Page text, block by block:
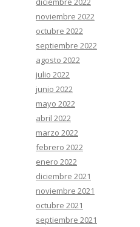
noviembre 2022
octubre 2022
septiembre 2022
agosto 2022
julio 2022
junio 2022
mayo 2022
abril 2022
marzo 2022
febrero 2022
enero 2022
diciembre 2021
noviembre 2021
octubre 2021
septiembre 2021